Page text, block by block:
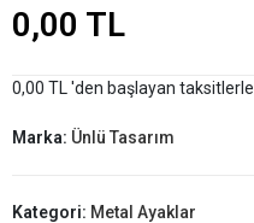
0,00 TL
0,00 TL 'den başlayan taksitlerle
Marka: Ünlü Tasarım
Kategori: Metal Ayaklar